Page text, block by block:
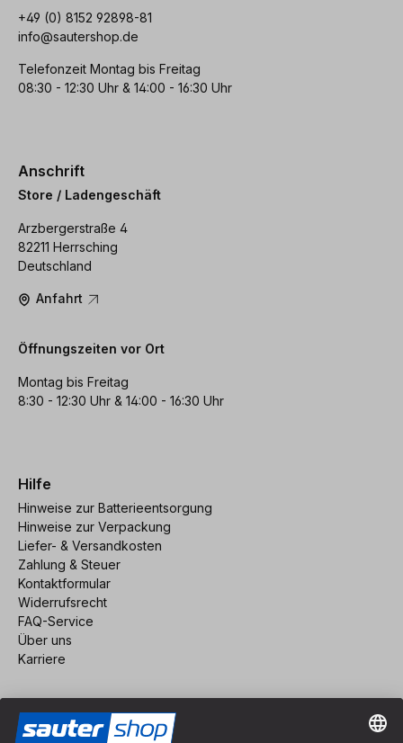
+49 (0) 8152 92898-81
info@sautershop.de
Telefonzeit Montag bis Freitag
08:30 - 12:30 Uhr & 14:00 - 16:30 Uhr
Anschrift
Store / Ladengeschäft
Arzbergerstraße 4
82211 Herrsching
Deutschland
Anfahrt
Öffnungszeiten vor Ort
Montag bis Freitag
8:30 - 12:30 Uhr & 14:00 - 16:30 Uhr
Hilfe
Hinweise zur Batterieentsorgung
Hinweise zur Verpackung
Liefer- & Versandkosten
Zahlung & Steuer
Kontaktformular
Widerrufsrecht
FAQ-Service
Über uns
Karriere